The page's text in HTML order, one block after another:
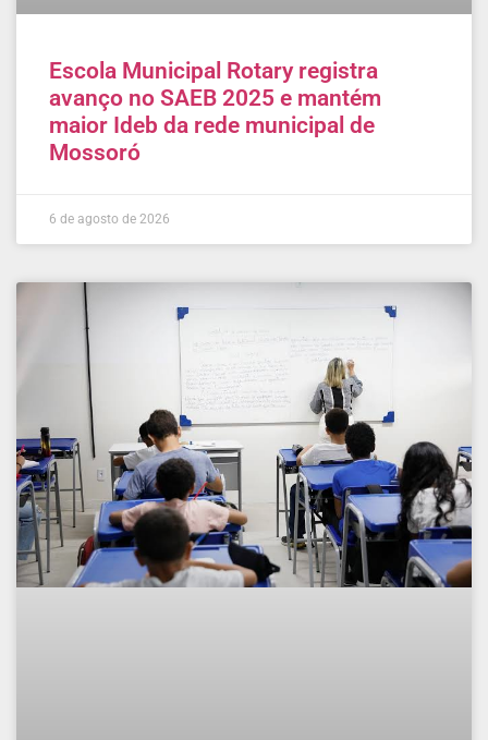
Escola Municipal Rotary registra
avanço no SAEB 2025 e mantém
maior Ideb da rede municipal de
Mossoró
6 de agosto de 2026